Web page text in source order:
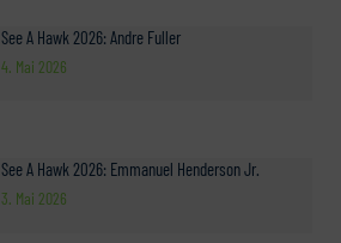
See A Hawk 2026: Andre Fuller
4. Mai 2026
See A Hawk 2026: Emmanuel Henderson Jr.
3. Mai 2026